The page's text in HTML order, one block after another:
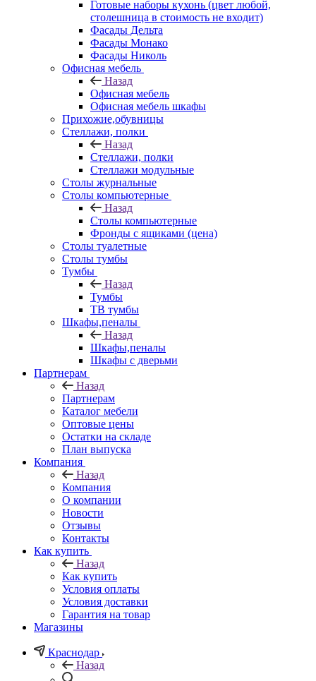
Готовые наборы кухонь (цвет любой,
столешница в стоимость не входит)
Фасады Дельта
Фасады Монако
Фасады Николь
Офисная мебель
Назад
Офисная мебель
Офисная мебель шкафы
Прихожие,обувницы
Стеллажи, полки
Назад
Стеллажи, полки
Стеллажи модульные
Столы журнальные
Столы компьютерные
Назад
Столы компьютерные
Фронды с ящиками (цена)
Столы туалетные
Столы тумбы
Тумбы
Назад
Тумбы
ТВ тумбы
Шкафы,пеналы
Назад
Шкафы,пеналы
Шкафы с дверьми
Партнерам
Назад
Партнерам
Каталог мебели
Оптовые цены
Остатки на складе
План выпуска
Компания
Назад
Компания
О компании
Новости
Отзывы
Контакты
Как купить
Назад
Как купить
Условия оплаты
Условия доставки
Гарантия на товар
Магазины
Краснодар
Назад